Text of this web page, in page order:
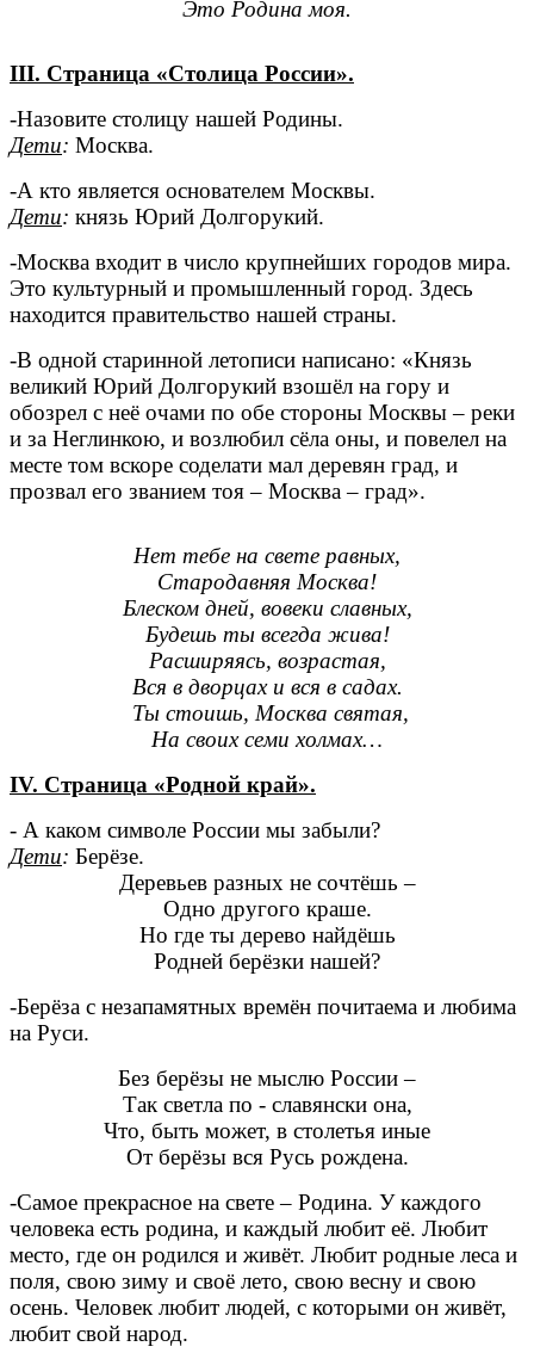
Это Родина моя.
III. Страница «Столица России».
-Назовите столицу нашей Родины.
Дети: Москва.
-А кто является основателем Москвы.
Дети: князь Юрий Долгорукий.
-Москва входит в число крупнейших городов мира.
Это культурный и промышленный город. Здесь
находится правительство нашей страны.
-В одной старинной летописи написано: «Князь
великий Юрий Долгорукий взошёл на гору и
обозрел с неё очами по обе стороны Москвы – реки
и за Неглинкою, и возлюбил сёла оны, и повелел на
месте том вскоре соделати мал деревян град, и
прозвал его званием тоя – Москва – град».
Нет тебе на свете равных,
Стародавняя Москва!
Блеском дней, вовеки славных,
Будешь ты всегда жива!
Расширяясь, возрастая,
Вся в дворцах и вся в садах.
Ты стоишь, Москва святая,
На своих семи холмах…
IV. Страница «Родной край».
- А каком символе России мы забыли?
Дети: Берёзе.
Деревьев разных не сочтёшь –
Одно другого краше.
Но где ты дерево найдёшь
Родней берёзки нашей?
-Берёза с незапамятных времён почитаема и любима
на Руси.
Без берёзы не мыслю России –
Так светла по - славянски она,
Что, быть может, в столетья иные
От берёзы вся Русь рождена.
-Самое прекрасное на свете – Родина. У каждого
человека есть родина, и каждый любит её. Любит
место, где он родился и живёт. Любит родные леса и
поля, свою зиму и своё лето, свою весну и свою
осень. Человек любит людей, с которыми он живёт,
любит свой народ.